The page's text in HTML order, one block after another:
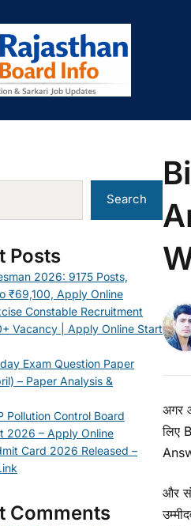
अगर
लिए
और
Search
Posts
2026: 9175 Posts,
₹69,100, Apply Online
Constable Recruitment
Vacancy | Apply Online Start
Exam Question Paper
– Paper Analysis &
Pollution Control Board
2026 – Apply Online
Card 2026 Released –
Comments